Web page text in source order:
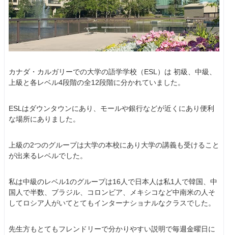
カナダ・カルガリーでの大学の語学学校（ESL）は 初級、中級、
上級と各レベル4段階の全12段階に分かれていました。
ESLはダウンタウンにあり、モールや銀行などが近くにあり便利
な場所にありました。
上級の2つのグループは大学の本校にあり大学の講義も受けること
が出来るレベルでした。
私は中級のレベル1のグループは16人で日本人は私1人で韓国、中
国人で半数、ブラジル、コロンビア、メキシコなど中南米の人そ
してロシア人がいてとてもインターナショナルなクラスでした。
先生方もとてもフレンドリーで分かりやすい説明で毎週金曜日に